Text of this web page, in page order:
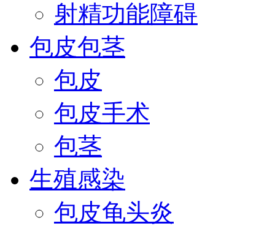
射精功能障碍
包皮包茎
包皮
包皮手术
包茎
生殖感染
包皮龟头炎